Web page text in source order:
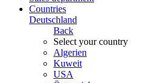
Countries
Deutschland
Back
Select your country
Algerien
Kuweit
USA